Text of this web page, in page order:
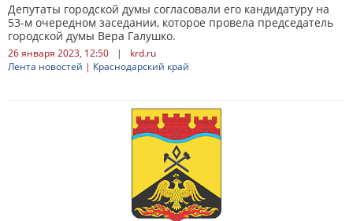
Депутаты городской думы согласовали его кандидатуру на
53-м очередном заседании, которое провела председатель
городской думы Вера Галушко.
26 января 2023, 12:50 |
krd.ru
Лента новостей | Краснодарский край